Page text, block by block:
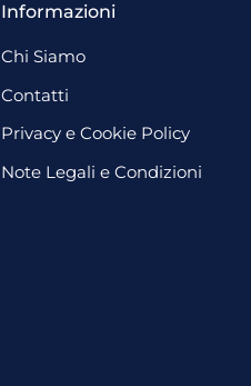
Informazioni
Chi Siamo
Contatti
Privacy e Cookie Policy
Note Legali e Condizioni